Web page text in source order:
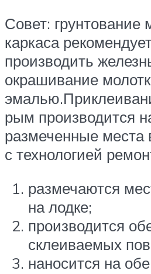
Совет: грунтование
каркаса
производить
окрашивание
рым производится
размеченные места
с технологией
размечаются
на лодке;
производится
склеиваемых
наносится на